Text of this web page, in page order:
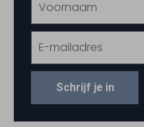
Schrijf je in